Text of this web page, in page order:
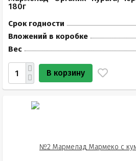
180г
Срок годности
Вложений в коробке
Вес
В корзину